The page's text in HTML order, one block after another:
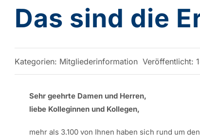
Das sind die
Kategorien: Mitgliederinformation Veröffentlicht:
Sehr geehrte Damen und Herren,
liebe Kolleginnen und Kollegen,
mehr als 3.100 von Ihnen haben sich rund um